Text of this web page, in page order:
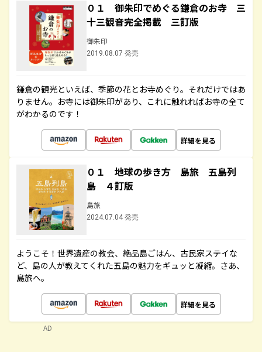
０１ 御朱印でめぐる鎌倉のお寺 三
十三観音完全掲載 三訂版
御朱印
2019.08.07 発売
鎌倉の観光といえば、季節の花とお寺めぐり。それだけではあ
りません。お寺には御朱印があり、これに触れればお寺の全て
がわかるのです！
詳細を見る
０１ 地球の歩き方 島旅 五島列
島 ４訂版
島旅
2024.07.04 発売
ようこそ！世界遺産の教会、絶品島ごはん、古民家ステイな
ど、島の人が教えてくれた五島の魅力をギュッと凝縮。さあ、
島旅へ。
詳細を見る
AD